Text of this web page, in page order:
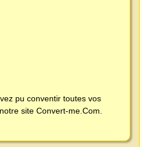
pu conventir toutes vos
site Convert-me.Com